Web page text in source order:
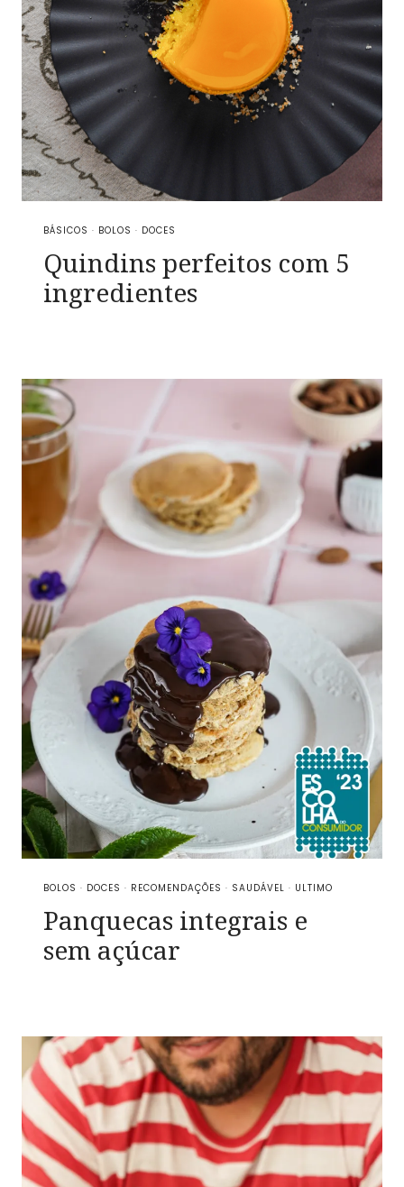
BÁSICOS · BOLOS · DOCES
Quindins perfeitos com 5
ingredientes
BOLOS · DOCES · RECOMENDAÇÕES · SAUDÁVEL · ULTIMO
Panquecas integrais e
sem açúcar